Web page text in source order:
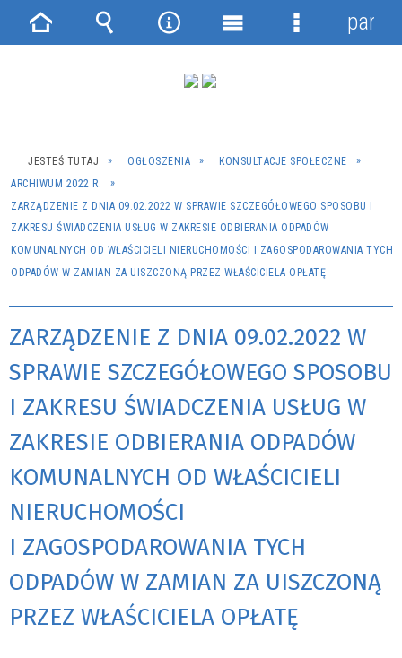
JESTEŚ TUTAJ OGŁOSZENIA
KONSULTACJE SPOŁECZNE
ARCHIWUM 2022 R.
ZARZĄDZENIE Z DNIA 09.02.2022 W SPRAWIE SZCZEGÓŁOWEGO SPOSOBU I
ZAKRESU ŚWIADCZENIA USŁUG W ZAKRESIE ODBIERANIA ODPADÓW
KOMUNALNYCH OD WŁAŚCICIELI NIERUCHOMOŚCI I ZAGOSPODAROWANIA TYCH
ODPADÓW W ZAMIAN ZA UISZCZONĄ PRZEZ WŁAŚCICIELA OPŁATĘ
ZARZĄDZENIE Z DNIA 09.02.2022 W
SPRAWIE SZCZEGÓŁOWEGO SPOSOBU
I ZAKRESU ŚWIADCZENIA USŁUG W
ZAKRESIE ODBIERANIA ODPADÓW
KOMUNALNYCH OD WŁAŚCICIELI
NIERUCHOMOŚCI
I ZAGOSPODAROWANIA TYCH
ODPADÓW W ZAMIAN ZA UISZCZONĄ
PRZEZ WŁAŚCICIELA OPŁATĘ
Strona Wyszukiwarka
NarzędziaMenu
Menu
panel